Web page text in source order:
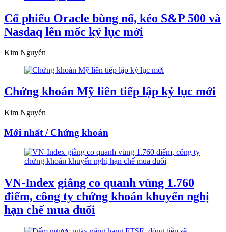
Cổ phiếu Oracle bùng nổ, kéo S&P 500 và
Nasdaq lên mốc kỷ lục mới
Kim Nguyễn
Chứng khoán Mỹ liên tiếp lập kỷ lục mới
Kim Nguyễn
Mới nhất / Chứng khoán
VN-Index giằng co quanh vùng 1.760
điểm, công ty chứng khoán khuyến nghị
hạn chế mua đuổi